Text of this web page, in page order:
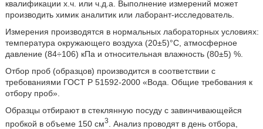
квалификации х.ч. или ч.д.а. Выполнение измерений может
производить химик аналитик или лаборант-исследователь.
Измерения производятся в нормальных лабораторных условиях:
температура окружающего воздуха (20±5)°С, атмосферное
давление (84÷106) кПа и относительная влажность (80±5) %.
Отбор проб (образцов) производится в соответствии с
требованиями ГОСТ Р 51592-2000 «Вода. Общие требования к
отбору проб».
Образцы отбирают в стеклянную посуду с завинчивающейся
пробкой в объеме 150 см3
. Анализ проводят в день отбора,